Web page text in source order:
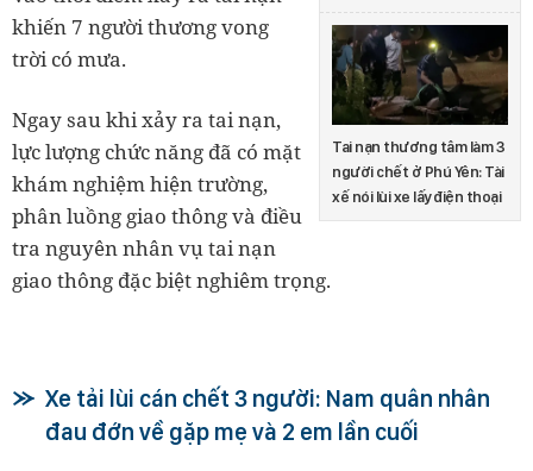
Tai nạn thương tâm làm 3
người chết ở Phú Yên: Tài
xế nói lùi xe lấy điện thoại
khiến 7 người thương vong
trời có mưa.
Ngay sau khi xảy ra tai nạn,
lực lượng chức năng đã có mặt
khám nghiệm hiện trường,
phân luồng giao thông và điều
tra nguyên nhân vụ tai nạn
giao thông đặc biệt nghiêm trọng.
Xe tải lùi cán chết 3 người: Nam quân nhân
đau đớn về gặp mẹ và 2 em lần cuối